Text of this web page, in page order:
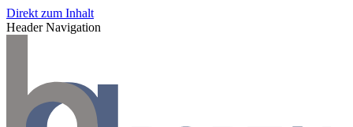
Direkt zum Inhalt
Header Navigation